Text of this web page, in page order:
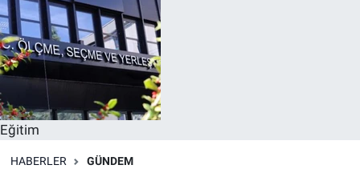
Eğitim
HABERLER GÜNDEM